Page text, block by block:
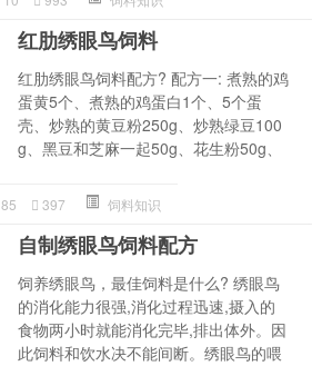
红肋绣眼鸟饲料
红肋绣眼鸟饲料配方? 配方一: 煮熟的鸡
蛋黄5个、煮熟的鸡蛋白1个、5个蛋
壳、炒熟的黄豆粉250g、炒熟绿豆100
g、黑豆和芝麻一起50g、花生粉50g、
85 397 饲料知识
自制绣眼鸟饲料配方
饲养绣眼鸟，最佳饲料是什么? 绣眼鸟
的消化能力很强,消化过程迅速,摄入的
食物两小时就能消化完毕,排出体外。因
此饲料和饮水决不能间断。绣眼鸟的喂